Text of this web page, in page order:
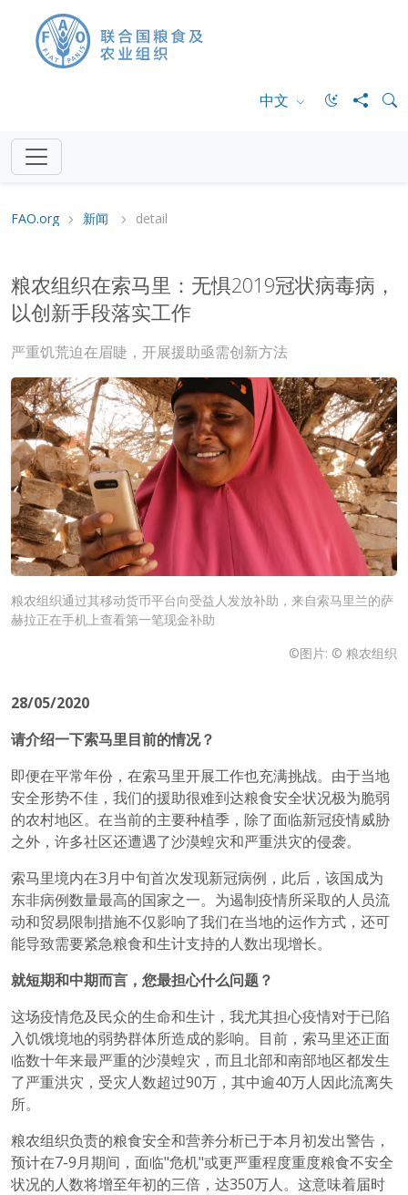
中文
FAO.org 新闻 detail
粮农组织在索马里：无惧2019冠状病毒病，
以创新手段落实工作
严重饥荒迫在眉睫，开展援助亟需创新方法
粮农组织通过其移动货币平台向受益人发放补助，来自索马里兰的萨
赫拉正在手机上查看第一笔现金补助
©图片: © 粮农组织
28/05/2020
请介绍一下索马里目前的情况？
即便在平常年份，在索马里开展工作也充满挑战。由于当地
安全形势不佳，我们的援助很难到达粮食安全状况极为脆弱
的农村地区。在当前的主要种植季，除了面临新冠疫情威胁
之外，许多社区还遭遇了沙漠蝗灾和严重洪灾的侵袭。
索马里境内在3月中旬首次发现新冠病例，此后，该国成为
东非病例数量最高的国家之一。为遏制疫情所采取的人员流
动和贸易限制措施不仅影响了我们在当地的运作方式，还可
能导致需要紧急粮食和生计支持的人数出现增长。
就短期和中期而言，您最担心什么问题？
这场疫情危及民众的生命和生计，我尤其担心疫情对于已陷
入饥饿境地的弱势群体所造成的影响。目前，索马里还正面
临数十年来最严重的沙漠蝗灾，而且北部和南部地区都发生
了严重洪灾，受灾人数超过90万，其中逾40万人因此流离失
所。
粮农组织负责的粮食安全和营养分析已于本月初发出警告，
预计在7-9月期间，面临"危机"或更严重程度重度粮食不安全
状况的人数将增至年初的三倍，达350万人。这意味着届时